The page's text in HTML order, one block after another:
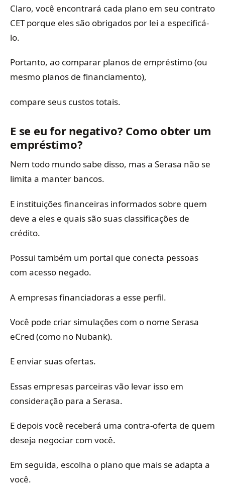
Claro, você encontrará cada plano em seu contrato
CET porque eles são obrigados por lei a especificá-
lo.
Portanto, ao comparar planos de empréstimo (ou
mesmo planos de financiamento),
compare seus custos totais.
E se eu for negativo? Como obter um
empréstimo?
Nem todo mundo sabe disso, mas a Serasa não se
limita a manter bancos.
E instituições financeiras informados sobre quem
deve a eles e quais são suas classificações de
crédito.
Possui também um portal que conecta pessoas
com acesso negado.
A empresas financiadoras a esse perfil.
Você pode criar simulações com o nome Serasa
eCred (como no Nubank).
E enviar suas ofertas.
Essas empresas parceiras vão levar isso em
consideração para a Serasa.
E depois você receberá uma contra-oferta de quem
deseja negociar com você.
Em seguida, escolha o plano que mais se adapta a
você.